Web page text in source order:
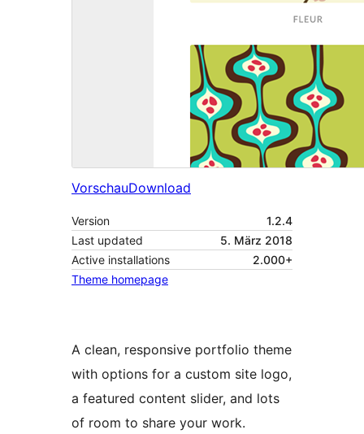
VorschauDownload
Version
1.2.4
Last updated
5. März 2018
Active installations
2.000+
Theme homepage
A clean, responsive portfolio theme
with options for a custom site logo,
a featured content slider, and lots
of room to share your work.